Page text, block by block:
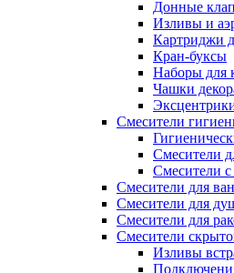
Донные
Изливы и
Картриджи
Кран-буксы
Наборы для
Чашки
Смесители
Смесители
Смесители
Смесители для
Смесители для
Смесители для
Смесители
Изливы